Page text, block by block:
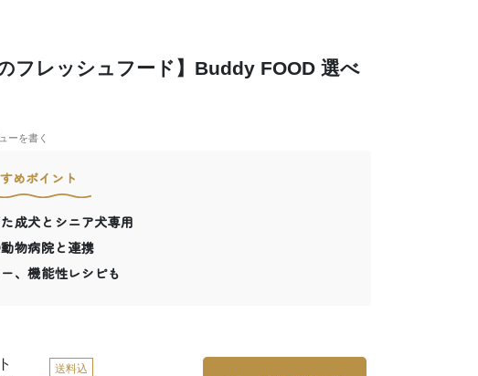
フレッシュフード】Buddy FOOD 選べ
ーを書く
めポイント
成犬とシニア犬専用
物病院と連携
、機能性レシピも
送料込